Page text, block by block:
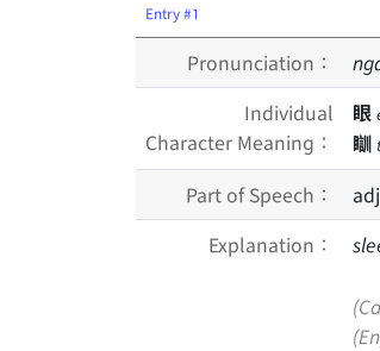
Entry #1
Pronunciation：
Individual
Character Meaning：
眼
瞓
Part of Speech：
Explanation：